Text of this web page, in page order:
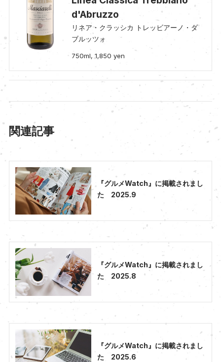
d'Abruzzo
リネア・クラッシカ トレッビアーノ・ダ
ブルッツォ
750ml, 1,850 yen
関連記事
『グルメWatch』に掲載されまし
た 2025.9
『グルメWatch』に掲載されまし
た 2025.8
『グルメWatch』に掲載されまし
た 2025.6